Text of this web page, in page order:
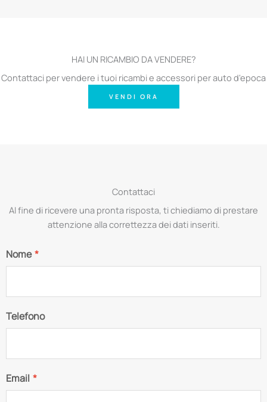
HAI UN RICAMBIO DA VENDERE?
Contattaci per vendere i tuoi ricambi e accessori per auto d'epoca
VENDI ORA
Contattaci
Al fine di ricevere una pronta risposta, ti chiediamo di prestare
attenzione alla correttezza dei dati inseriti.
Nome*
Telefono
Email *